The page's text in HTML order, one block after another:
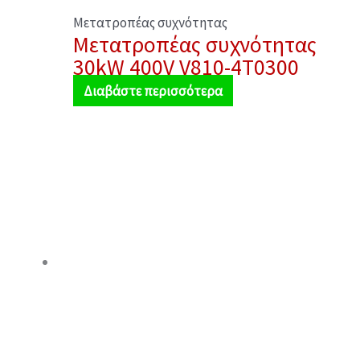
Μετατροπέας συχνότητας
Μετατροπέας συχνότητας
30kW 400V V810-4T0300
Διαβάστε περισσότερα